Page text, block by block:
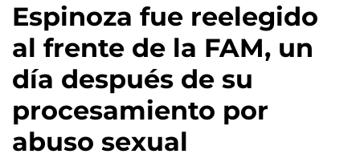
Espinoza fue reelegido
al frente de la FAM, un
día después de su
procesamiento por
abuso sexual